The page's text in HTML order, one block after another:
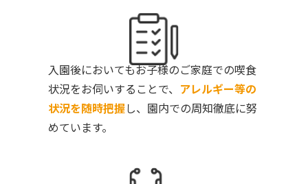
入園後においてもお子様のご家庭での喫食
状況をお伺いすることで、 アレルギー等の
状況を随時把握し、園内での周知徹底に努
めています。